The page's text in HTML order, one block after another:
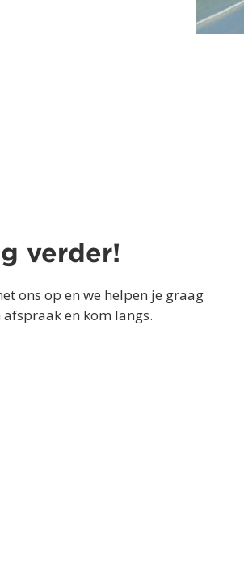
verder!
ons op en we helpen je graag
en kom langs.